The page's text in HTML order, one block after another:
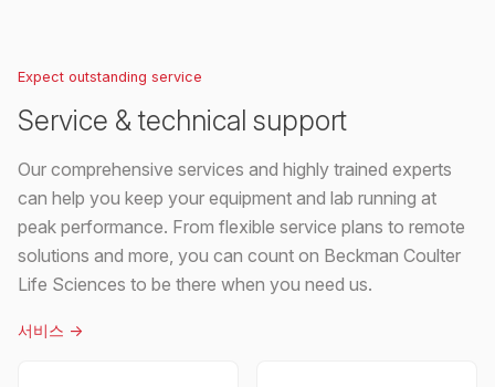
Expect outstanding service
Service & technical support
Our comprehensive services and highly trained experts
can help you keep your equipment and lab running at
peak performance. From flexible service plans to remote
solutions and more, you can count on Beckman Coulter
Life Sciences to be there when you need us.
서비스 ->